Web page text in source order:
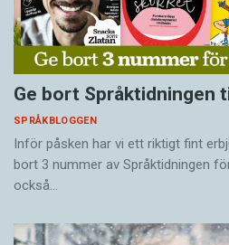
Ge bort Språktidningen
SPRÅKBLOGGEN
Inför påsken har vi ett riktigt fint
bort 3 nummer av Språktidningen
också…